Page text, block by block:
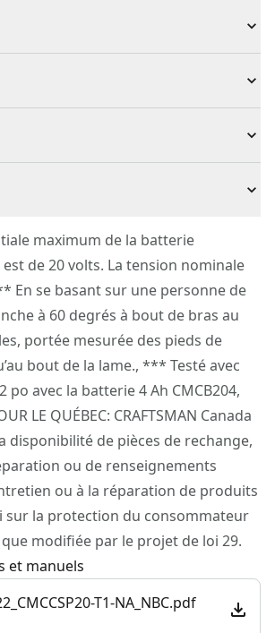
tête et lame inclinées pour une
: prise gainée sur le manche
une maniabilité optimale
la scie dans le système de
(vendu séparément)
Scie à perche
Sans fil
Sans fil
Brossé
de lithium V20* 4 Ah CMCB204
une demande
maximum de la batterie
de 20 volts. La tension nominale
En se basant sur une personne de
à 60 degrés à bout de bras au
portée mesurée des pieds de
bout de la lame., *** Testé avec
po avec la batterie 4 Ah CMCB204,
LE QUÉBEC: CRAFTSMAN Canada
disponibilité de pièces de rechange,
ou de renseignements
ou à la réparation de produits
sur la protection du consommateur
modifiée par le projet de loi 29.
et manuels
T1-NA_NBC.pdf